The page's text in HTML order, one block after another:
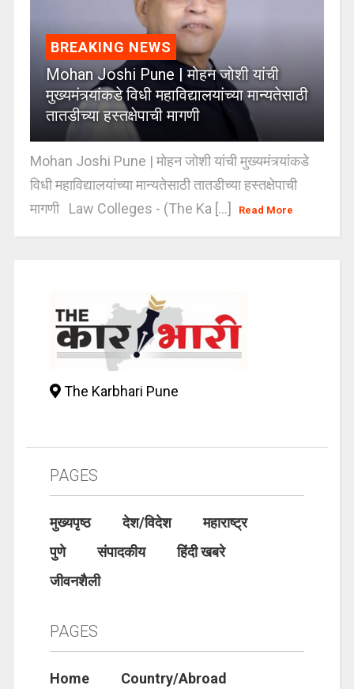
BREAKING NEWS
Mohan Joshi Pune | मोहन जोशी यांची
मुख्यमंत्र्यांकडे विधी महाविद्यालयांच्या मान्यतेसाठी
तातडीच्या हस्तक्षेपाची मागणी
Mohan Joshi Pune | मोहन जोशी यांची मुख्यमंत्र्यांकडे
विधी महाविद्यालयांच्या मान्यतेसाठी तातडीच्या हस्तक्षेपाची
मागणी Law Colleges - (The Ka [...]
Read More
The Karbhari Pune
PAGES
मुख्यपृष्ठ देश/विदेश
महाराष्ट्र
पुणे
संपादकीय
हिंदी खबरे
जीवनशैली
PAGES
Home Country/Abroad